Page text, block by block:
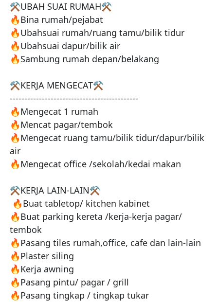
⚒️UBAH SUAI RUMAH⚒️
🔥Bina rumah/pejabat
🔥Ubahsuai rumah/ruang tamu/bilik tidur
🔥Ubahsuai dapur/bilik air
🔥Sambung rumah depan/belakang
⚒️KERJA MENGECAT⚒️
--------------------------------------------
🔥Mengecat 1 rumah
🔥Mencat pagar/tembok
🔥Mengecat ruang tamu/bilik tidur/dapur/bilik
air
🔥Mengecat office /sekolah/kedai makan
⚒️KERJA LAIN-LAIN⚒️
🔥Buat parking kereta /kerja-kerja pagar/
tembok
🔥Pasang tiles rumah,office, cafe dan lain-lain
🔥Plaster siling
🔥Kerja awning
🔥Pasang pintu/ pagar / grill
🔥Pasang tingkap / tingkap tukar